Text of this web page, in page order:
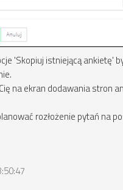
'Skopiuj istniejącą ankietę'
na ekran dodawania stron
rozłożenie pytań na